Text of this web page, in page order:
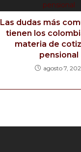
Las dudas más
tienen los
materia de
pensional
agosto 7,